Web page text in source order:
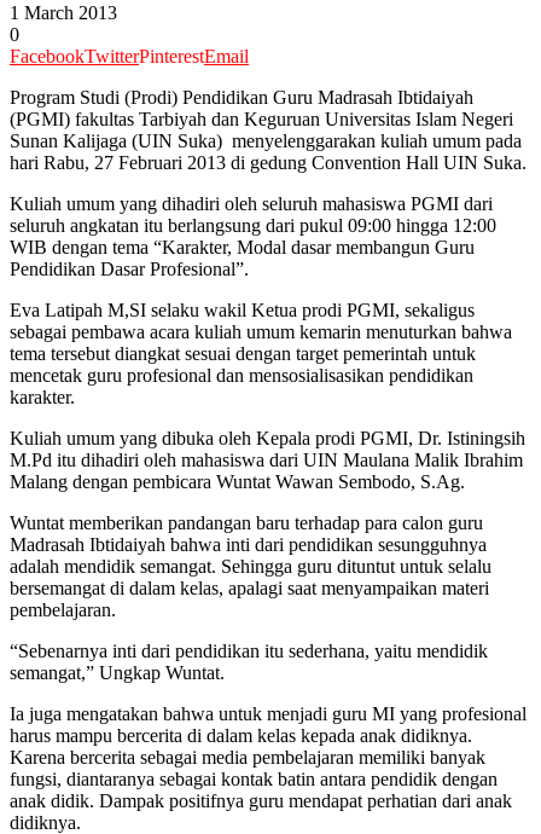
1 March 2013
0
FacebookTwitterPinterestEmail
Program Studi (Prodi) Pendidikan Guru Madrasah Ibtidaiyah
(PGMI) fakultas Tarbiyah dan Keguruan Universitas Islam Negeri
Sunan Kalijaga (UIN Suka) menyelenggarakan kuliah umum pada
hari Rabu, 27 Februari 2013 di gedung Convention Hall UIN Suka.
Kuliah umum yang dihadiri oleh seluruh mahasiswa PGMI dari
seluruh angkatan itu berlangsung dari pukul 09:00 hingga 12:00
WIB dengan tema “Karakter, Modal dasar membangun Guru
Pendidikan Dasar Profesional”.
Eva Latipah M,SI selaku wakil Ketua prodi PGMI, sekaligus
sebagai pembawa acara kuliah umum kemarin menuturkan bahwa
tema tersebut diangkat sesuai dengan target pemerintah untuk
mencetak guru profesional dan mensosialisasikan pendidikan
karakter.
Kuliah umum yang dibuka oleh Kepala prodi PGMI, Dr. Istiningsih
M.Pd itu dihadiri oleh mahasiswa dari UIN Maulana Malik Ibrahim
Malang dengan pembicara Wuntat Wawan Sembodo, S.Ag.
Wuntat memberikan pandangan baru terhadap para calon guru
Madrasah Ibtidaiyah bahwa inti dari pendidikan sesungguhnya
adalah mendidik semangat. Sehingga guru dituntut untuk selalu
bersemangat di dalam kelas, apalagi saat menyampaikan materi
pembelajaran.
“Sebenarnya inti dari pendidikan itu sederhana, yaitu mendidik
semangat,” Ungkap Wuntat.
Ia juga mengatakan bahwa untuk menjadi guru MI yang profesional
harus mampu bercerita di dalam kelas kepada anak didiknya.
Karena bercerita sebagai media pembelajaran memiliki banyak
fungsi, diantaranya sebagai kontak batin antara pendidik dengan
anak didik. Dampak positifnya guru mendapat perhatian dari anak
didiknya.